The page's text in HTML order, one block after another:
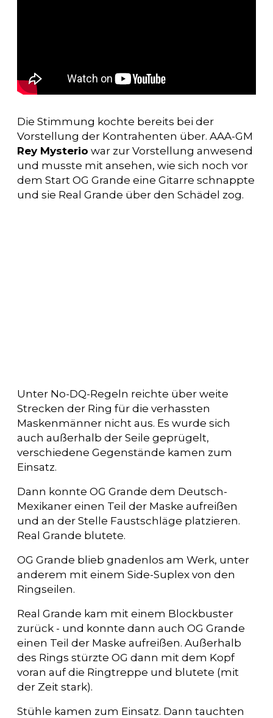
Die Stimmung kochte bereits bei der
Vorstellung der Kontrahenten über. AAA-GM
Rey Mysterio war zur Vorstellung anwesend
und musste mit ansehen, wie sich noch vor
dem Start OG Grande eine Gitarre schnappte
und sie Real Grande über den Schädel zog.
Unter No-DQ-Regeln reichte über weite
Strecken der Ring für die verhassten
Maskenmänner nicht aus. Es wurde sich
auch außerhalb der Seile geprügelt,
verschiedene Gegenstände kamen zum
Einsatz.
Dann konnte OG Grande dem Deutsch-
Mexikaner einen Teil der Maske aufreißen
und an der Stelle Faustschläge platzieren.
Real Grande blutete.
OG Grande blieb gnadenlos am Werk, unter
anderem mit einem Side-Suplex von den
Ringseilen.
Real Grande kam mit einem Blockbuster
zurück - und konnte dann auch OG Grande
einen Teil der Maske aufreißen. Außerhalb
des Rings stürzte OG dann mit dem Kopf
voran auf die Ringtreppe und blutete (mit
der Zeit stark).
Stühle kamen zum Einsatz. Dann tauchten